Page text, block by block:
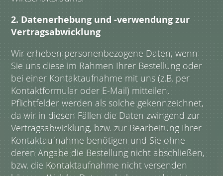
2. Datenerhebung und -verwendung zur
Vertragsabwicklung
Wir erheben personenbezogene Daten, wenn
Sie uns diese im Rahmen Ihrer Bestellung oder
bei einer Kontaktaufnahme mit uns (z.B. per
Kontaktformular oder E-Mail) mitteilen.
Pflichtfelder werden als solche gekennzeichnet,
da wir in diesen Fällen die Daten zwingend zur
Vertragsabwicklung, bzw. zur Bearbeitung Ihrer
Kontaktaufnahme benötigen und Sie ohne
deren Angabe die Bestellung nicht abschließen,
bzw. die Kontaktaufnahme nicht versenden